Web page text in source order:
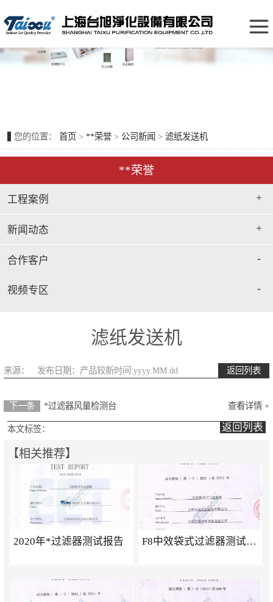
您的位置： 首页 > **荣誉> 公司新闻 > 滤纸发送机
**荣誉
工程案例 +
新闻动态 +
合作客户 -
视频专区 -
滤纸发送机
来源： 发布日期：产品较新时间:yyyy.MM.dd 返回列表
下一条 *过滤器风量检测台 查看详情 +
本文标签： 返回列表
【相关推荐】
2020年*过滤器测试报告 F8中效袋式过滤器测试报告
初效过滤器
*净化设备
板式纸框过滤器（覆网折叠式）
金属网过滤器
板式龙骨架过滤器
尼龙网过滤器
烤漆房****棉